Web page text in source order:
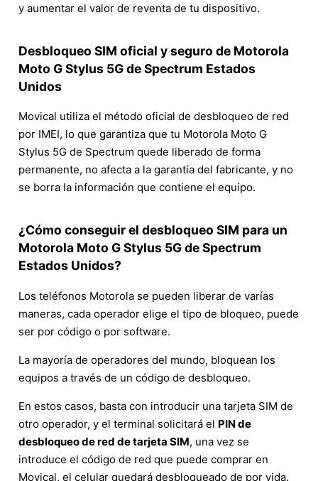
y aumentar el valor de reventa de tu dispositivo.
Desbloqueo SIM oficial y seguro de Motorola
Moto G Stylus 5G de Spectrum Estados
Unidos
Movical utiliza el método oficial de desbloqueo de red
por IMEI, lo que garantiza que tu Motorola Moto G
Stylus 5G de Spectrum quede liberado de forma
permanente, no afecta a la garantía del fabricante, y no
se borra la información que contiene el equipo.
¿Cómo conseguir el desbloqueo SIM para un
Motorola Moto G Stylus 5G de Spectrum
Estados Unidos?
Los teléfonos Motorola se pueden liberar de varías
maneras, cada operador elige el tipo de bloqueo, puede
ser por código o por software.
La mayoría de operadores del mundo, bloquean los
equipos a través de un código de desbloqueo.
En estos casos, basta con introducir una tarjeta SIM de
otro operador, y el terminal solicitará el PIN de
desbloqueo de red de tarjeta SIM, una vez se
introduce el código de red que puede comprar en
Movical, el celular quedará desbloqueado de por vida.